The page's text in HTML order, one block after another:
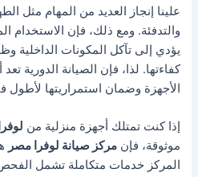
علينا إنجاز العديد من المهام مثل
والتدفئة. ومع ذلك، فإن الاستخدام
يؤدي إلى تآكل المكونات الداخلية
كفاءتها. لذا، فإن الصيانة الدورية
الأجهزة وضمان استمراريتها لأطول
إذا كنت تمتلك أجهزة منزلية من لوفرا
موثوقة، فإنمركز صيانة لوفرا مصر
المركز خدمات متكاملة تشمل